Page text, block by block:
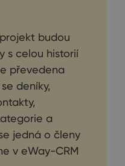
budou
s celou historií
převedena
deníky,
a
jedná o členy
v eWay-CRM